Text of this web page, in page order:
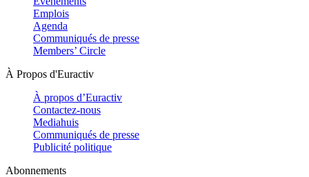
Emplois
Agenda
Communiqués de presse
Members’ Circle
À Propos d'Euractiv
À propos d’Euractiv
Contactez-nous
Mediahuis
Communiqués de presse
Publicité politique
Abonnements